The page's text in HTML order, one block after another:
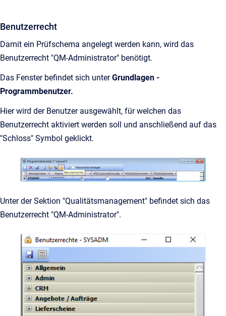
Benutzerrecht
Damit ein Prüfschema angelegt werden kann, wird das
Benutzerrecht "QM-Administrator" benötigt.
Das Fenster befindet sich unterGrundlagen -
Programmbenutzer.
Hier wird der Benutzer ausgewählt, für welchen das
Benutzerrecht aktiviert werden soll und anschließend auf das
"Schloss" Symbol geklickt.
Unter der Sektion "Qualitätsmanagement" befindet sich das
Benutzerrecht "QM-Administrator".